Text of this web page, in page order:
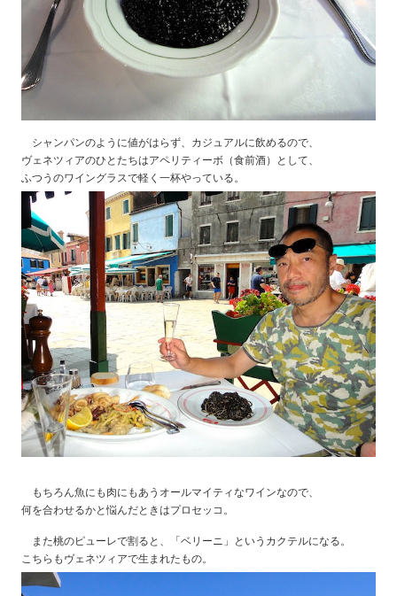
シャンパンのように値がはらず、カジュアルに飲めるので、
ヴェネツィアのひとたちはアペリティーボ（食前酒）として、
ふつうのワイングラスで軽く一杯やっている。
もちろん魚にも肉にもあうオールマイティなワインなので、
何を合わせるかと悩んだときはプロセッコ。
また桃のピューレで割ると、「ベリーニ」というカクテルになる。
こちらもヴェネツィアで生まれたもの。